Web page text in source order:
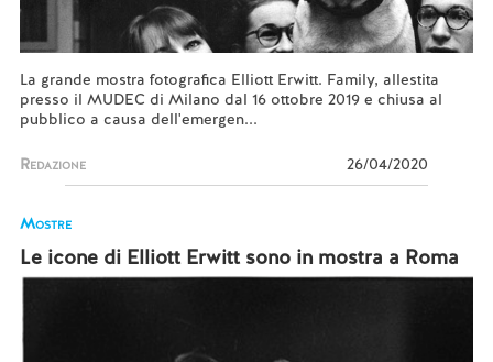
La grande mostra fotografica Elliott Erwitt. Family, allestita
presso il MUDEC di Milano dal 16 ottobre 2019 e chiusa al
pubblico a causa dell'emergen...
Redazione 26/04/2020
Mostre
Le icone di Elliott Erwitt sono in mostra a Roma